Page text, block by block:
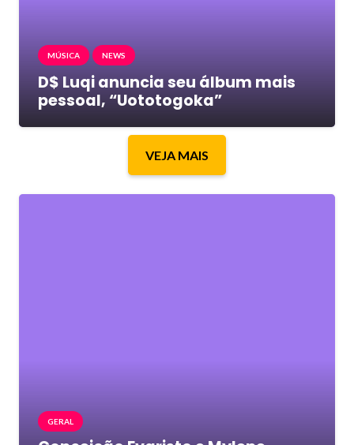
MÚSICA NEWS
D$ Luqi anuncia seu álbum mais
pessoal, “Uototogoka”
VEJA MAIS
GERAL